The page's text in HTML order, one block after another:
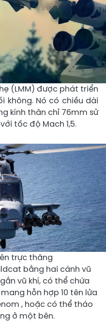
(LMM) được phát triển
Nó có chiều dài
kính thân chỉ 76mm sử
tốc độ Mach 1,5.
trực thăng
bằng hai cánh vũ
vũ khí, có thể chứa
hỗn hợp 10 tên lửa
, hoặc có thể tháo
ở một bên.